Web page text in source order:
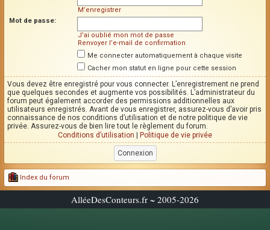
M’enregistrer
Mot de passe:
J’ai oublié mon mot de passe
Renvoyer l’e-mail de confirmation
Me connecter automatiquement à chaque visite
Cacher mon statut en ligne pour cette session
Vous devez être enregistré pour vous connecter. L’enregistrement ne prend
que quelques secondes et augmente vos possibilités. L’administrateur du
forum peut également accorder des permissions additionnelles aux
utilisateurs enregistrés. Avant de vous enregistrer, assurez-vous d’avoir pris
connaissance de nos conditions d’utilisation et de notre politique de vie
privée. Assurez-vous de bien lire tout le règlement du forum.
Conditions d’utilisation
Politique de vie privée
Index du forum
AlléeDesConteurs.fr ~ 2005-2026